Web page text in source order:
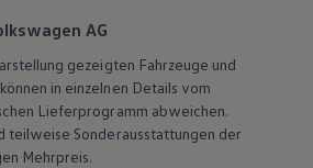
AG
gezeigten Fahrzeuge und
in einzelnen Details vom
Lieferprogramm abweichen.
teilweise Sonderausstattungen der
Mehrpreis.